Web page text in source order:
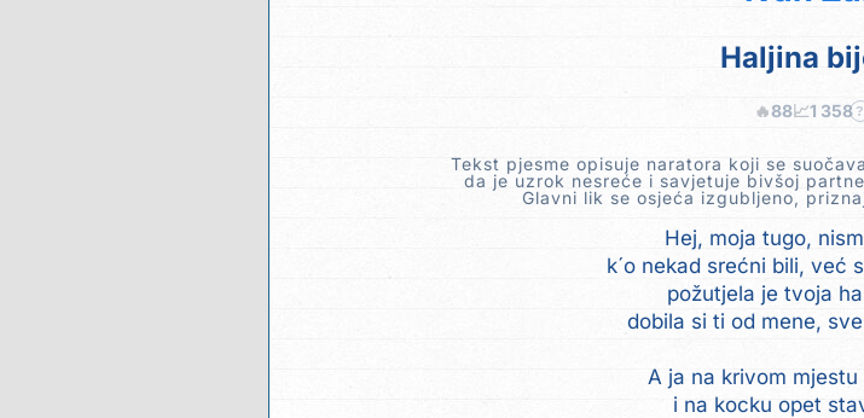
Haljina
🔥88📈1 358 ?
Tekst pjesme opisuje naratora koji se
da je uzrok nesreće i savjetuje bivšoj
Glavni lik se osjeća izgubljeno,
Hej, moja tugo,
k´o nekad srećni bili, već
požutjela je tvoja
dobila si ti od mene,
A ja na krivom mjestu
i na kocku opet